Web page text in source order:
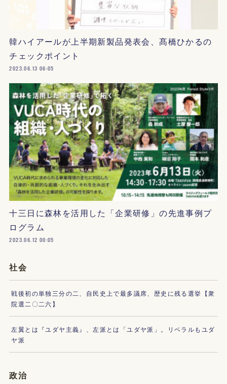
韓ハイアールが上半期新製品発表会、髙橋ひかるの
チェックポイント
2023.06.13 06:05
十三日に森林を活用した「企業研修」の先進事例プ
ログラム
2023.06.12 00:05
社会
戦後初の単独三分の二、自民史上で最多議席、歴史に残る選挙【衆
院選二〇二六】
左翼とは『ユダヤ主義』、左派とは「ユダヤ派」。リベラルもユダ
ヤ派
政治